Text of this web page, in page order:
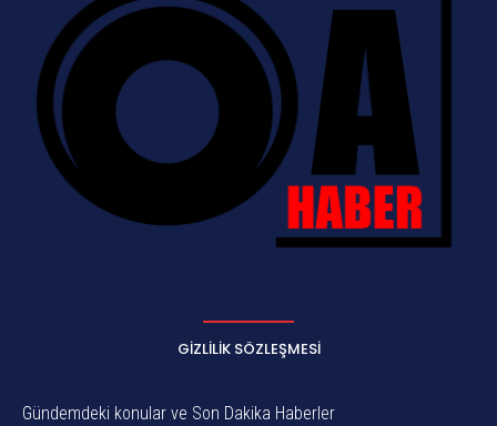
GIZLILIK SÖZLEŞMESI
Gündemdeki konular ve Son Dakika Haberler